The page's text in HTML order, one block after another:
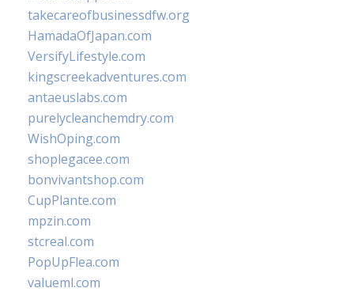
takecareofbusinessdfw.org
HamadaOfJapan.com
VersifyLifestyle.com
kingscreekadventures.com
antaeuslabs.com
purelycleanchemdry.com
WishOping.com
shoplegacee.com
bonvivantshop.com
CupPlante.com
mpzin.com
stcreal.com
PopUpFlea.com
valueml.com